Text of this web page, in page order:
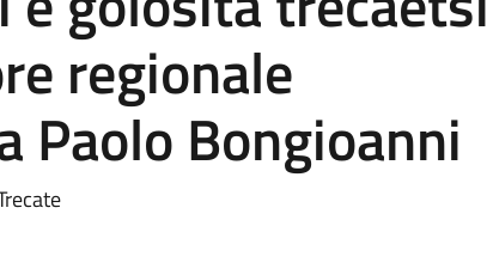
regionale
Paolo Bongioanni